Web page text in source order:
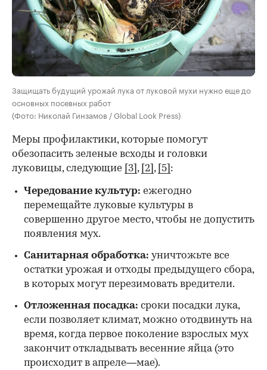
Защищать будущий урожай лука от луковой мухи нужно еще до
основных посевных работ
(Фото: Николай Гинзамов / Global Look Press)
Меры профилактики, которые помогут
обезопасить зеленые всходы и головки
луковицы, следующие
[3] , [2] , [5] :
Чередование культур: ежегодно
перемещайте луковые культуры в
совершенно другое место, чтобы не допустить
появления мух.
Санитарная обработка: уничтожьте все
остатки урожая и отходы предыдущего сбора,
в которых могут перезимовать вредители.
Отложенная посадка: сроки посадки лука,
если позволяет климат, можно отодвинуть на
время, когда первое поколение взрослых мух
закончит откладывать весенние яйца (это
происходит в апреле—мае).